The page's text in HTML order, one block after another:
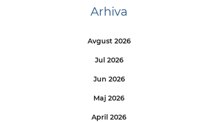
Arhiva
Avgust 2026
Jul 2026
Jun 2026
Maj 2026
April 2026